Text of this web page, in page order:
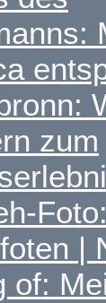
zum
|
of: